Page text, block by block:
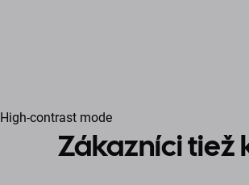
High-contrast mode
Zákazníci tiež